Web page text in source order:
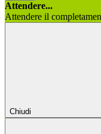
Attendere...
Attendere il
Chiudi